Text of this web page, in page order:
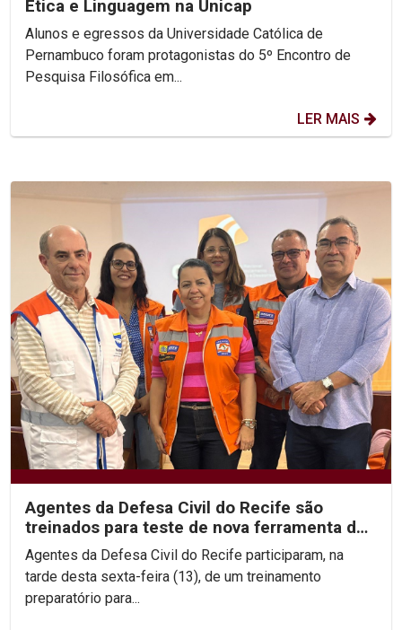
Ética e Linguagem na Unicap
Alunos e egressos da Universidade Católica de
Pernambuco foram protagonistas do 5º Encontro de
Pesquisa Filosófica em...
LER MAIS
Agentes da Defesa Civil do Recife são
treinados para teste de nova ferramenta de
alerta de desastres
Agentes da Defesa Civil do Recife participaram, na
tarde desta sexta-feira (13), de um treinamento
preparatório para...